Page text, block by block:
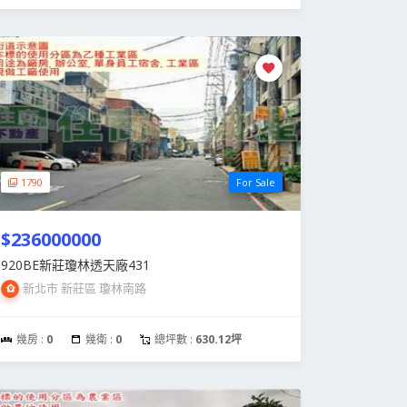
1790 For Sale
$236000000
920BE新莊瓊林透天廠431
新北市 新莊區 瓊林南路
幾房 : 0 幾衛 : 0 總坪數 : 630.12坪